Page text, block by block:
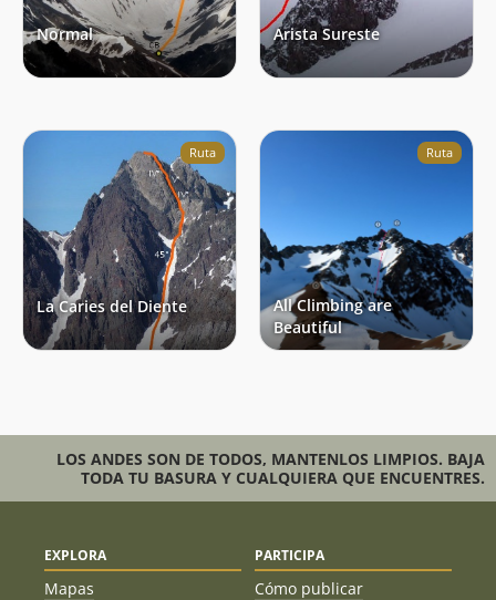
Normal Arista Sureste
Ruta
La Caries del Diente
Ruta
All Climbing are
Beautiful
LOS ANDES SON DE TODOS, MANTENLOS LIMPIOS. BAJA
TODA TU BASURA Y CUALQUIERA QUE ENCUENTRES.
EXPLORA
Mapas
PARTICIPA
Cómo publicar